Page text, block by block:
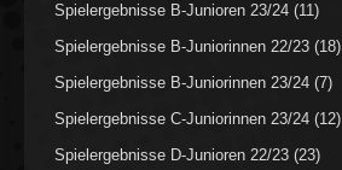
Spielergebnisse B-Junioren 23/24 (11)
Spielergebnisse B-Juniorinnen 22/23 (18)
Spielergebnisse B-Juniorinnen 23/24 (7)
Spielergebnisse C-Juniorinnen 23/24 (12)
Spielergebnisse D-Junioren 22/23 (23)